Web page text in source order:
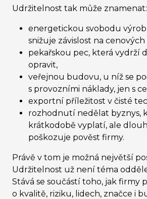
Udržitelnost tak může znamenat:
energetickou svobodu
snižuje závislost na cenových
pekařskou pec, která vydrží
opravit,
veřejnou budovu, u níž se
s provozními náklady, jen s
exportní příležitost v čisté
rozhodnutí nedělat byznys,
krátkodobě vyplatí, ale
poškozuje pověst firmy.
Právě v tom je možná největší
Udržitelnost už není téma
Stává se součástí toho, jak firmy
o kvalitě, riziku, lidech, značce i